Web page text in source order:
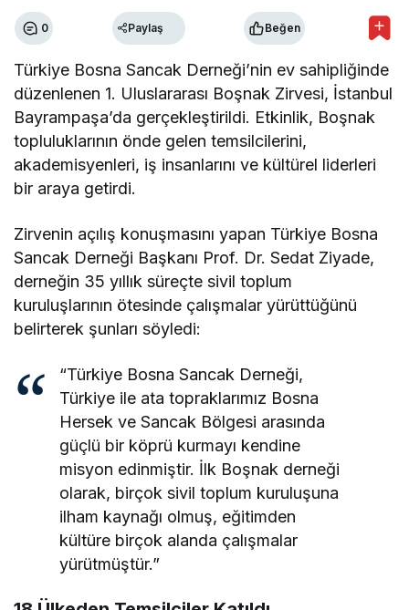
0 Paylaş Beğen
Türkiye Bosna Sancak Derneği’nin ev sahipliğinde
düzenlenen 1. Uluslararası Boşnak Zirvesi, İstanbul
Bayrampaşa’da gerçekleştirildi. Etkinlik, Boşnak
topluluklarının önde gelen temsilcilerini,
akademisyenleri, iş insanlarını ve kültürel liderleri
bir araya getirdi.
Zirvenin açılış konuşmasını yapan Türkiye Bosna
Sancak Derneği Başkanı Prof. Dr. Sedat Ziyade,
derneğin 35 yıllık süreçte sivil toplum
kuruluşlarının ötesinde çalışmalar yürüttüğünü
belirterek şunları söyledi:
“Türkiye Bosna Sancak Derneği,
Türkiye ile ata topraklarımız Bosna
Hersek ve Sancak Bölgesi arasında
güçlü bir köprü kurmayı kendine
misyon edinmiştir. İlk Boşnak derneği
olarak, birçok sivil toplum kuruluşuna
ilham kaynağı olmuş, eğitimden
kültüre birçok alanda çalışmalar
yürütmüştür.”